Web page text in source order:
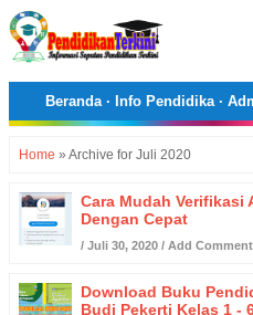
Beranda· Info Pendidika·
Home » Archive for Juli 2020
Cara Mudah Verifikasi
Dengan Cepat
/ Juli 30, 2020 / Add Comment
Download Buku
Budi Pekerti Kelas 1 -